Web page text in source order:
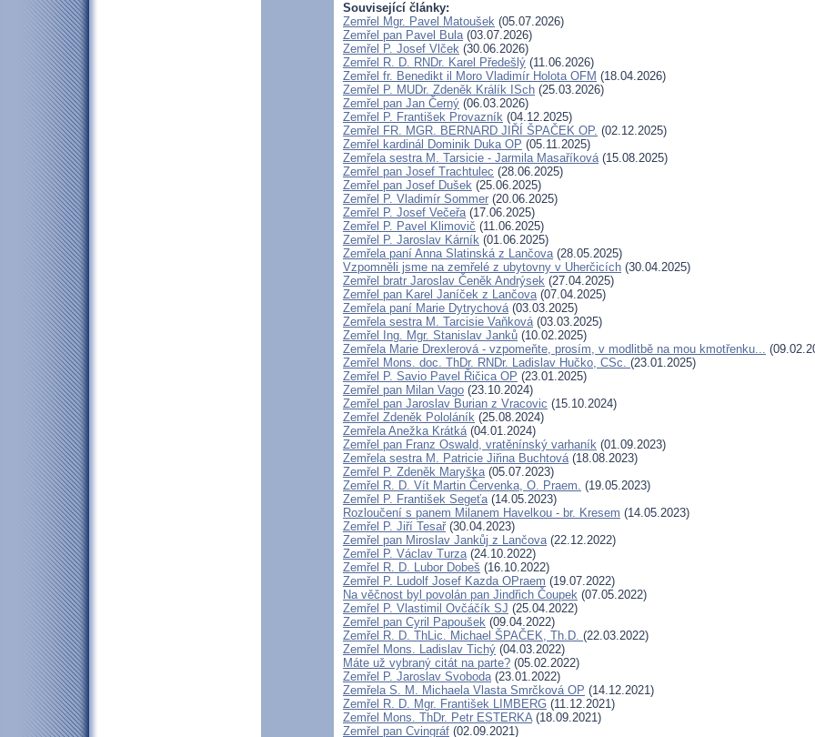
Související články:
Zemřel Mgr. Pavel Matoušek (05.07.2026)
Zemřel pan Pavel Bula(03.07.2026)
Zemřel P. Josef Vlček (30.06.2026)
Zemřel R. D. RNDr. Karel Předešlý (11.06.2026)
Zemřel fr. Benedikt il Moro Vladimír Holota OFM (18.04.2026)
Zemřel P. MUDr. Zdeněk Králík ISch (25.03.2026)
Zemřel pan Jan Černý (06.03.2026)
Zemřel P. František Provazník (04.12.2025)
Zemřel FR. MGR. BERNARD JIŘÍ ŠPAČEK OP. (02.12.2025)
Zemřel kardinál Dominik Duka OP (05.11.2025)
Zemřela sestra M. Tarsicie - Jarmila Masaříková(15.08.2025)
Zemřel pan Josef Trachtulec (28.06.2025)
Zemřel pan Josef Dušek (25.06.2025)
Zemřel P. Vladimír Sommer (20.06.2025)
Zemřel P. Josef Večeřa(17.06.2025)
Zemřel P. Pavel Klimovič (11.06.2025)
Zemřel P. Jaroslav Kárník (01.06.2025)
Zemřela paní Anna Slatinská z Lančova(28.05.2025)
Vzpomněli jsme na zemřelé z ubytovny v Uherčicích (30.04.2025)
Zemřel bratr Jaroslav Čeněk Andrýsek (27.04.2025)
Zemřel pan Karel Janíček z Lančova(07.04.2025)
Zemřela paní Marie Dytrychová(03.03.2025)
Zemřela sestra M. Tarcisie Vaňková(03.03.2025)
Zemřel Ing. Mgr. Stanislav Janků (10.02.2025)
Zemřela Marie Drexlerová - vzpomeňte, prosím, v modlitbě na mou kmotřenku...
Zemřel Mons. doc. ThDr. RNDr. Ladislav Hučko, CSc. (23.01.2025)
Zemřel P. Savio Pavel Řičica OP (23.01.2025)
Zemřel pan Milan Vago (23.10.2024)
Zemřel pan Jaroslav Burian z Vracovic (15.10.2024)
Zemřel Zdeněk Pololáník (25.08.2024)
Zemřela Anežka Krátká(04.01.2024)
Zemřel pan Franz Oswald, vratěnínský varhaník (01.09.2023)
Zemřela sestra M. Patricie Jiřina Buchtová(18.08.2023)
Zemřel P. Zdeněk Maryška(05.07.2023)
Zemřel R. D. Vít Martin Červenka, O. Praem. (19.05.2023)
Zemřel P. František Segeťa(14.05.2023)
Rozloučení s panem Milanem Havelkou - br. Kresem (14.05.2023)
Zemřel P. Jiří Tesař(30.04.2023)
Zemřel pan Miroslav Jankůj z Lančova(22.12.2022)
Zemřel P. Václav Turza(24.10.2022)
Zemřel R. D. Lubor Dobeš (16.10.2022)
Zemřel P. Ludolf Josef Kazda OPraem (19.07.2022)
Na věčnost byl povolán pan Jindřich Čoupek (07.05.2022)
Zemřel P. Vlastimil Ovčáčík SJ (25.04.2022)
Zemřel pan Cyril Papoušek (09.04.2022)
Zemřel R. D. ThLic. Michael ŠPAČEK, Th.D. (22.03.2022)
Zemřel Mons. Ladislav Tichý (04.03.2022)
Máte už vybraný citát na parte? (05.02.2022)
Zemřel P. Jaroslav Svoboda(23.01.2022)
Zemřela S. M. Michaela Vlasta Smrčková OP (14.12.2021)
Zemřel R. D. Mgr. František LIMBERG (11.12.2021)
Zemřel Mons. ThDr. Petr ESTERKA(18.09.2021)
Zemřel pan Cvingráf (02.09.2021)